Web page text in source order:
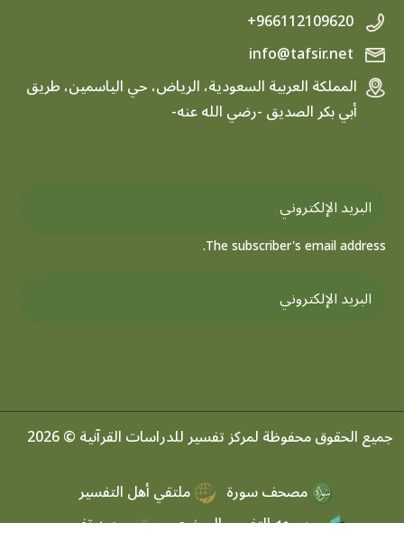
+966112109620
المملكة العربية السعودية، الرياض، حي الياسمين، طريق
أبي بكر الصديق -رضي الله عنه-
The subscriber's email address.
جميع الحقوق محفوظة لمركز تفسير للدراسات القرآنية © 2026
مصحف سورة
ملتقي أهل التفسير
موسوعه التفسير الموضعي
مرصد تفسير